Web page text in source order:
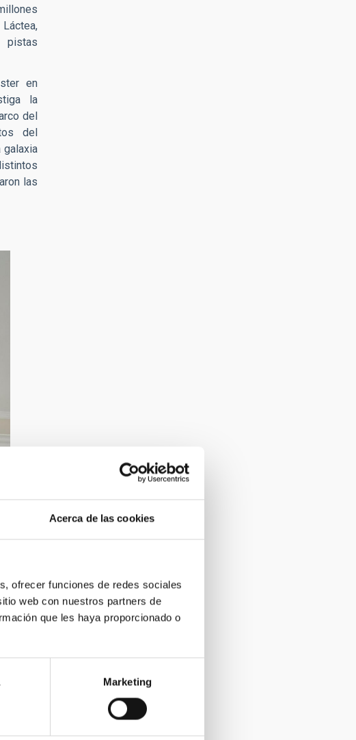
Acerca de las cookies
ofrecer funciones de redes sociales
web con nuestros partners de
que les haya proporcionado o
Marketing
en
la
del
del
galaxia
las
y Gaia